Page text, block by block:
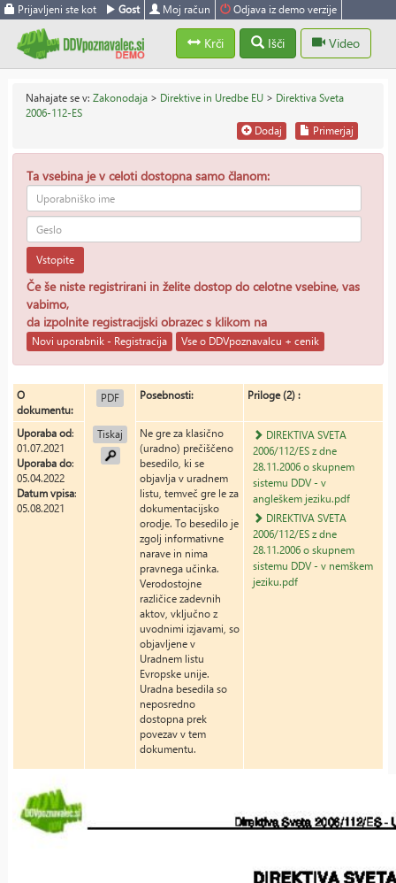
Prijavljeni ste kot Gost Moj račun Odjava iz demo verzije
Krči Išči Video
Nahajate se v: Zakonodaja > Direktive in Uredbe EU > Direktiva Sveta
2006-112-ES
Primerjaj
Dodaj
Ta vsebina je v celoti dostopna samo članom:
Vstopite
Če še niste registrirani in želite dostop do celotne vsebine, vas
vabimo,
da izpolnite registracijski obrazec s klikom na
Novi uporabnik - Registracija Vse o DDVpoznavalcu + cenik
O
dokumentu:
PDF
Tiskaj
Posebnosti: Priloge (2) :
Uporaba od:
01.07.2021
Uporaba do:
05.04.2022
Datum vpisa:
05.08.2021
Ne gre za klasično
(uradno) prečiščeno
besedilo, ki se
objavlja v uradnem
listu, temveč gre le za
dokumentacijsko
orodje. To besedilo je
zgolj informativne
narave in nima
pravnega učinka.
Verodostojne
različice zadevnih
aktov, vključno z
uvodnimi izjavami, so
objavljene v
Uradnem listu
Evropske unije.
Uradna besedila so
neposredno
dostopna prek
povezav v tem
dokumentu.
DIREKTIVA SVETA
2006/112/ES z dne
28.11.2006 o skupnem
sistemu DDV - v
angleškem jeziku.pdf
DIREKTIVA SVETA
2006/112/ES z dne
28.11.2006 o skupnem
sistemu DDV - v nemškem
jeziku.pdf